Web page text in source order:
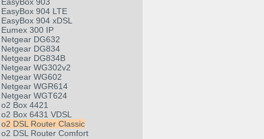
EasyBox 903
EasyBox 904 LTE
EasyBox 904 xDSL
Eumex 300 IP
Netgear DG632
Netgear DG834
Netgear DG834B
Netgear WG302v2
Netgear WG602
Netgear WGR614
Netgear WGT624
o2 Box 4421
o2 Box 6431 VDSL
o2 DSL Router Classic
o2 DSL Router Comfort